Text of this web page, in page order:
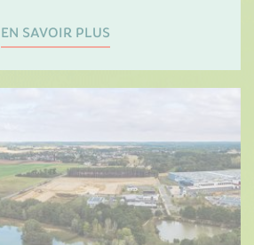
EN SAVOIR PLUS